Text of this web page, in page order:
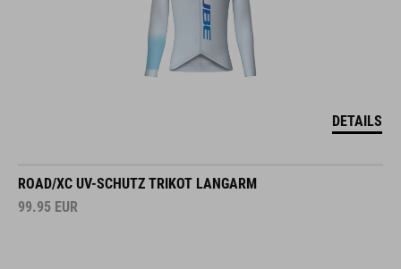
DETAILS
ROAD/XC UV-SCHUTZ TRIKOT LANGARM
99.95 EUR